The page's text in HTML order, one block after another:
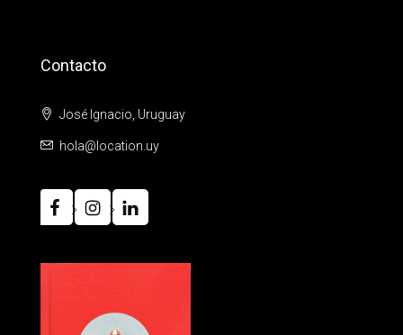
Contacto
José Ignacio, Uruguay
hola@location.uy